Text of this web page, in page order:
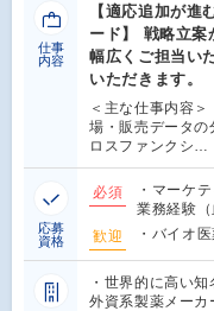
仕事
内容
【適応追加が進
ード】 戦略立案
幅広くご担当い
いただきます。
＜主な仕事内容
場・販売データの
ロスファンクシ…
応募
資格
必須
・マーケ
業務経験
歓迎
・バイオ
・世界的に高い
外資系製薬メーカ